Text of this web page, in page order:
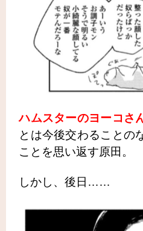
ハムスターのヨーコさ
とは今後交わることの
ことを思い返す原田。
しかし、後日……